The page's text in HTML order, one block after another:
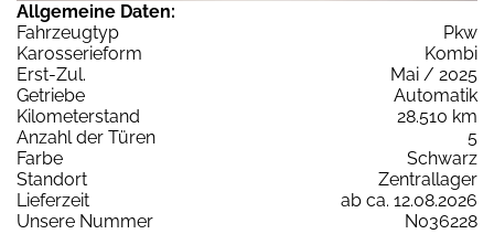
Allgemeine Daten:
Fahrzeugtyp
Pkw
Karosserieform
Kombi
Erst-Zul.
Mai / 2025
Getriebe
Automatik
Kilometerstand
28.510 km
Anzahl der Türen
5
Farbe
Schwarz
Standort
Zentrallager
Lieferzeit
ab ca. 12.08.2026
Unsere Nummer
N036228